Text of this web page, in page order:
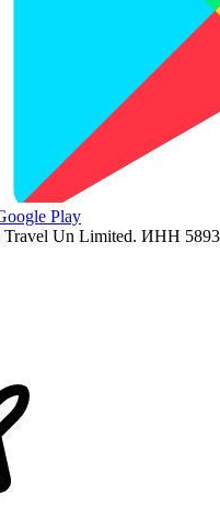
Play
Travel Un Limited. ИНН